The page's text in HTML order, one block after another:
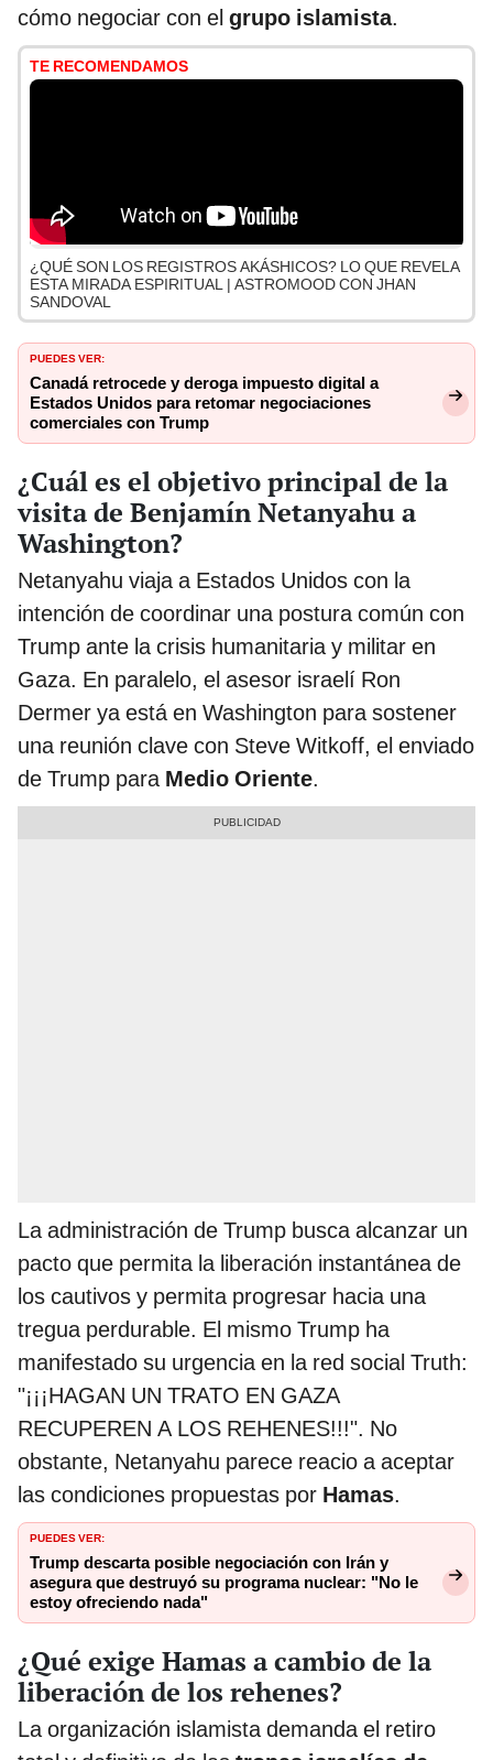
cómo negociar con el grupo islamista.
TE RECOMENDAMOS
¿QUÉ SON LOS REGISTROS AKÁSHICOS? LO QUE REVELA
ESTA MIRADA ESPIRITUAL | ASTROMOOD CON JHAN
SANDOVAL
PUEDES VER:
Canadá retrocede y deroga impuesto digital a
Estados Unidos para retomar negociaciones
comerciales con Trump
¿Cuál es el objetivo principal de la
visita de Benjamín Netanyahu a
Washington?
Netanyahu viaja a Estados Unidos con la
intención de coordinar una postura común con
Trump ante la crisis humanitaria y militar en
Gaza. En paralelo, el asesor israelí Ron
Dermer ya está en Washington para sostener
una reunión clave con Steve Witkoff, el enviado
de Trump paraMedio Oriente.
La administración de Trump busca alcanzar un
pacto que permita la liberación instantánea de
los cautivos y permita progresar hacia una
tregua perdurable. El mismo Trump ha
manifestado su urgencia en la red social Truth:
"¡¡¡HAGAN UN TRATO EN GAZA
RECUPEREN A LOS REHENES!!!". No
obstante, Netanyahu parece reacio a aceptar
las condiciones propuestas por Hamas.
PUEDES VER:
Trump descarta posible negociación con Irán y
asegura que destruyó su programa nuclear: "No le
estoy ofreciendo nada"
¿Qué exige Hamas a cambio de la
liberación de los rehenes?
La organización islamista demanda el retiro